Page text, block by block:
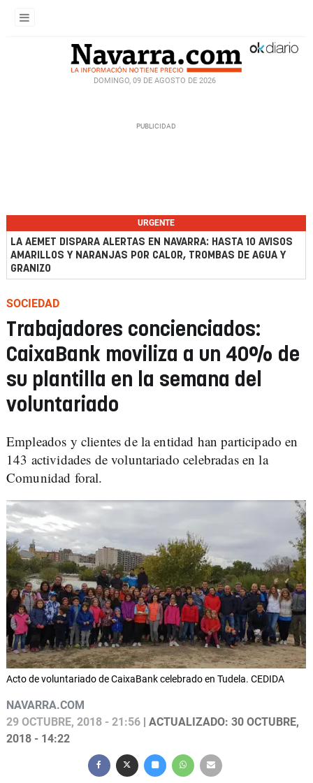
DOMINGO, 09 DE AGOSTO DE 2026
URGENTE
LA AEMET DISPARA ALERTAS EN NAVARRA: HASTA 10 AVISOS
AMARILLOS Y NARANJAS POR CALOR, TROMBAS DE AGUA Y
GRANIZO
SOCIEDAD
Trabajadores concienciados:
CaixaBank moviliza a un 40% de
su plantilla en la semana del
voluntariado
Empleados y clientes de la entidad han participado en
143 actividades de voluntariado celebradas en la
Comunidad foral.
Acto de voluntariado de CaixaBank celebrado en Tudela. CEDIDA
NAVARRA.COM
29 OCTUBRE, 2018 - 21:56 | ACTUALIZADO: 30 OCTUBRE,
2018 - 14:22